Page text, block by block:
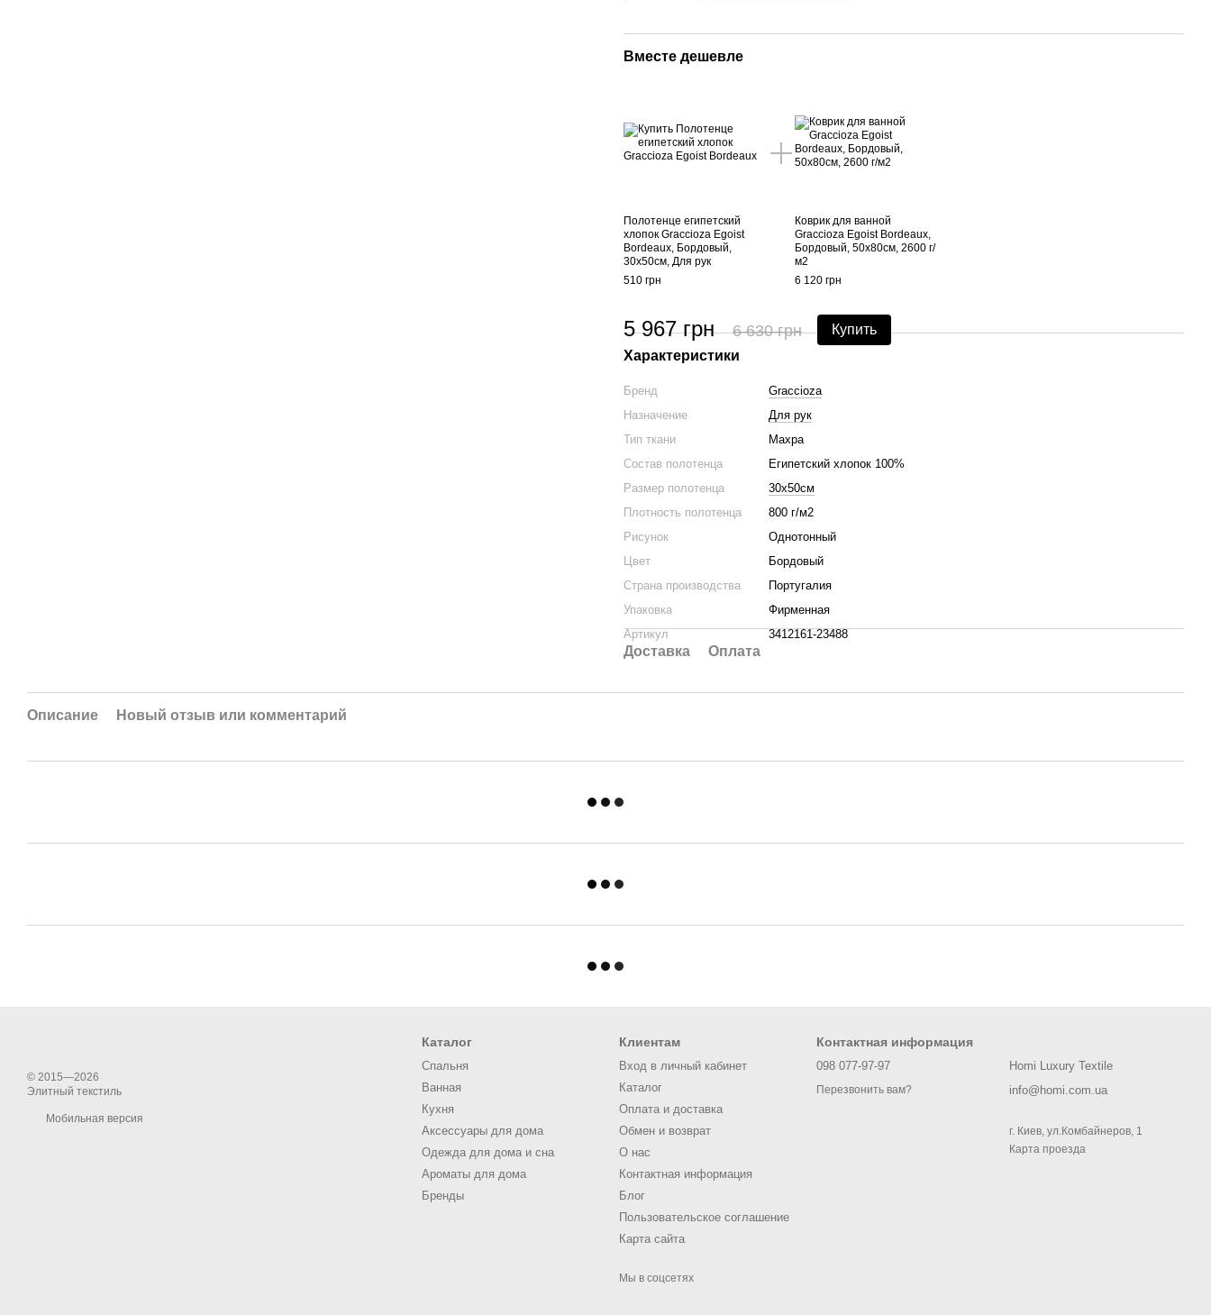
Вместе дешевле
Полотенце египетский
хлопок Graccioza Egoist
Bordeaux, Бордовый,
30х50см, Для рук
510 грн
Коврик для ванной
Graccioza Egoist Bordeaux,
Бордовый, 50х80см, 2600 г/
м2
6 120 грн
5 967 грн 6 630 грн
Купить
Характеристики
Бренд
Graccioza
Назначение
Для рук
Тип ткани
Махра
Состав полотенца
Египетский хлопок 100%
Размер полотенца
30х50см
Плотность полотенца
800 г/м2
Рисунок
Однотонный
Цвет
Бордовый
Страна производства
Португалия
Упаковка
Фирменная
Артикул
3412161-23488
Доставка Оплата
Описание Новый отзыв или комментарий
© 2015—2026
Элитный текстиль
Мобильная версия
Каталог
Спальня
Ванная
Кухня
Аксессуары для дома
Одежда для дома и сна
Ароматы для дома
Бренды
Клиентам
Вход в личный кабинет
Каталог
Оплата и доставка
Обмен и возврат
О нас
Контактная информация
Блог
Пользовательское соглашение
Карта сайта
Мы в соцсетях
Контактная информация
098 077-97-97
Перезвонить вам?
Homi Luxury Textile
info@homi.com.ua
г. Киев, ул.Комбайнеров, 1
Карта проезда